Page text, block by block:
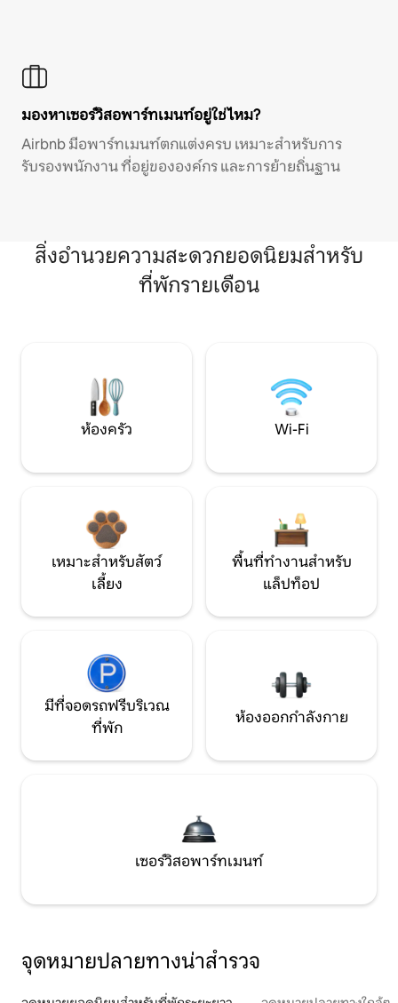
มองหาเซอร์วิสอพาร์ทเมนท์อยู่ใช่ไหม?
Airbnb มีอพาร์ทเมนท์ตกแต่งครบ เหมาะสำหรับการ
รับรองพนักงาน ที่อยู่ขององค์กร และการย้ายถิ่นฐาน
สิ่งอำนวยความสะดวกยอดนิยมสำหรับ
ที่พักรายเดือน
ห้องครัว Wi-Fi
เหมาะสำหรับสัตว์
เลี้ยง
พื้นที่ทำงานสำหรับ
แล็ปท็อป
มีที่จอดรถฟรีบริเวณ
ที่พัก
ห้องออกกำลังกาย
เซอร์วิสอพาร์ทเมนท์
จุดหมายปลายทางน่าสำรวจ